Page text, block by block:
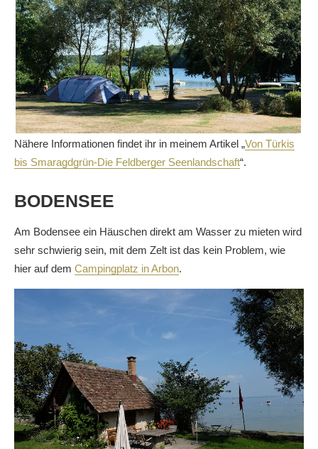
Nähere Informationen findet ihr in meinem Artikel „Von Türkis
bis Smaragdgrün-Die Feldberger Seenlandschaft“.
BODENSEE
Am Bodensee ein Häuschen direkt am Wasser zu mieten wird
sehr schwierig sein, mit dem Zelt ist das kein Problem, wie
hier auf dem Campingplatz in Arbon.